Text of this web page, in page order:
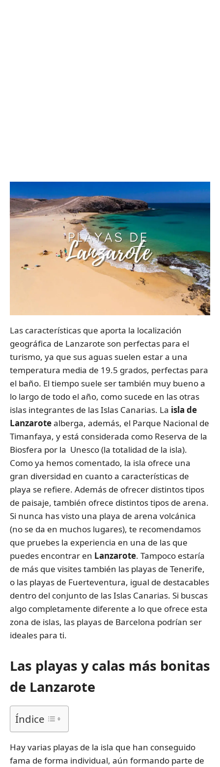
Las características que aporta la localización
geográfica de Lanzarote son perfectas para el
turismo, ya que sus aguas suelen estar a una
temperatura media de 19.5 grados, perfectas para
el baño. El tiempo suele ser también muy bueno a
lo largo de todo el año, como sucede en las otras
islas integrantes de las Islas Canarias. La isla de
Lanzarotealberga, además, el Parque Nacional de
Timanfaya, y está considerada como Reserva de la
Biosfera por la Unesco (la totalidad de la isla).
Como ya hemos comentado, la isla ofrece una
gran diversidad en cuanto a características de
playa se refiere. Además de ofrecer distintos tipos
de paisaje, también ofrece distintos tipos de arena.
Si nunca has visto una playa de arena volcánica
(no se da en muchos lugares), te recomendamos
que pruebes la experiencia en una de las que
puedes encontrar en Lanzarote. Tampoco estaría
de más que visites también las playas de Tenerife,
o las playas de Fuerteventura, igual de destacables
dentro del conjunto de las Islas Canarias. Si buscas
algo completamente diferente a lo que ofrece esta
zona de islas, las playas de Barcelona podrían ser
ideales para ti.
Las playas y calas más bonitas
de Lanzarote
Índice
Hay varias playas de la isla que han conseguido
fama de forma individual, aún formando parte de